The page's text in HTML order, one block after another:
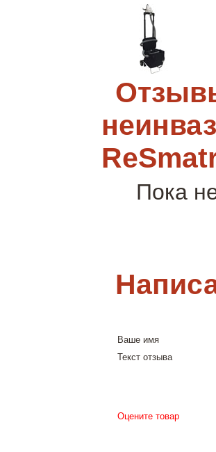
Пока
Ваше имя
Текст отзыва
Оцените товар